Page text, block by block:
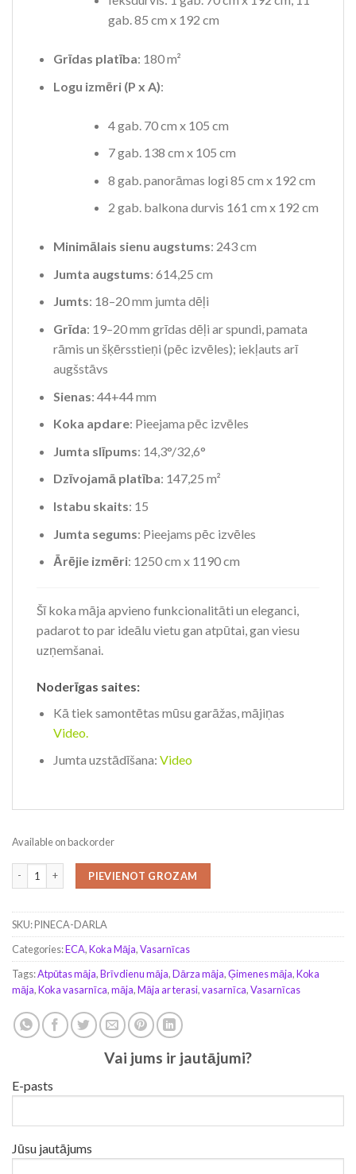
gab. 85 cm x 192 cm
Grīdas platība: 180 m²
Logu izmēri (P x A):
4 gab. 70 cm x 105 cm
7 gab. 138 cm x 105 cm
8 gab. panorāmas logi 85 cm x 192 cm
2 gab. balkona durvis 161 cm x 192 cm
Minimālais sienu augstums: 243 cm
Jumta augstums: 614,25 cm
Jumts: 18–20 mm jumta dēļi
Grīda: 19–20 mm grīdas dēļi ar spundi, pamata
rāmis un šķērsstieņi (pēc izvēles); iekļauts arī
augšstāvs
Sienas: 44+44 mm
Koka apdare: Pieejama pēc izvēles
Jumta slīpums: 14,3°/32,6°
Dzīvojamā platība: 147,25 m²
Istabu skaits: 15
Jumta segums: Pieejams pēc izvēles
Ārējie izmēri: 1250 cm x 1190 cm
Šī koka māja apvieno funkcionalitāti un eleganci,
padarot to par ideālu vietu gan atpūtai, gan viesu
uzņemšanai.
Noderīgas saites:
Kā tiek samontētas mūsu garāžas, mājiņas
Video.
Jumta uzstādīšana: Video
Available on backorder
PIEVIENOT GROZAM
SKU:PINECA-DARLA
Categories:ECA,Koka Māja,Vasarnīcas
Tags:Atpūtas māja,Brīvdienu māja,Dārza māja,Ģimenes māja,Koka
māja,Koka vasarnīca,māja,Māja ar terasi,vasarnīca,Vasarnīcas
Vai jums ir jautājumi?
E-pasts
Jūsu jautājums